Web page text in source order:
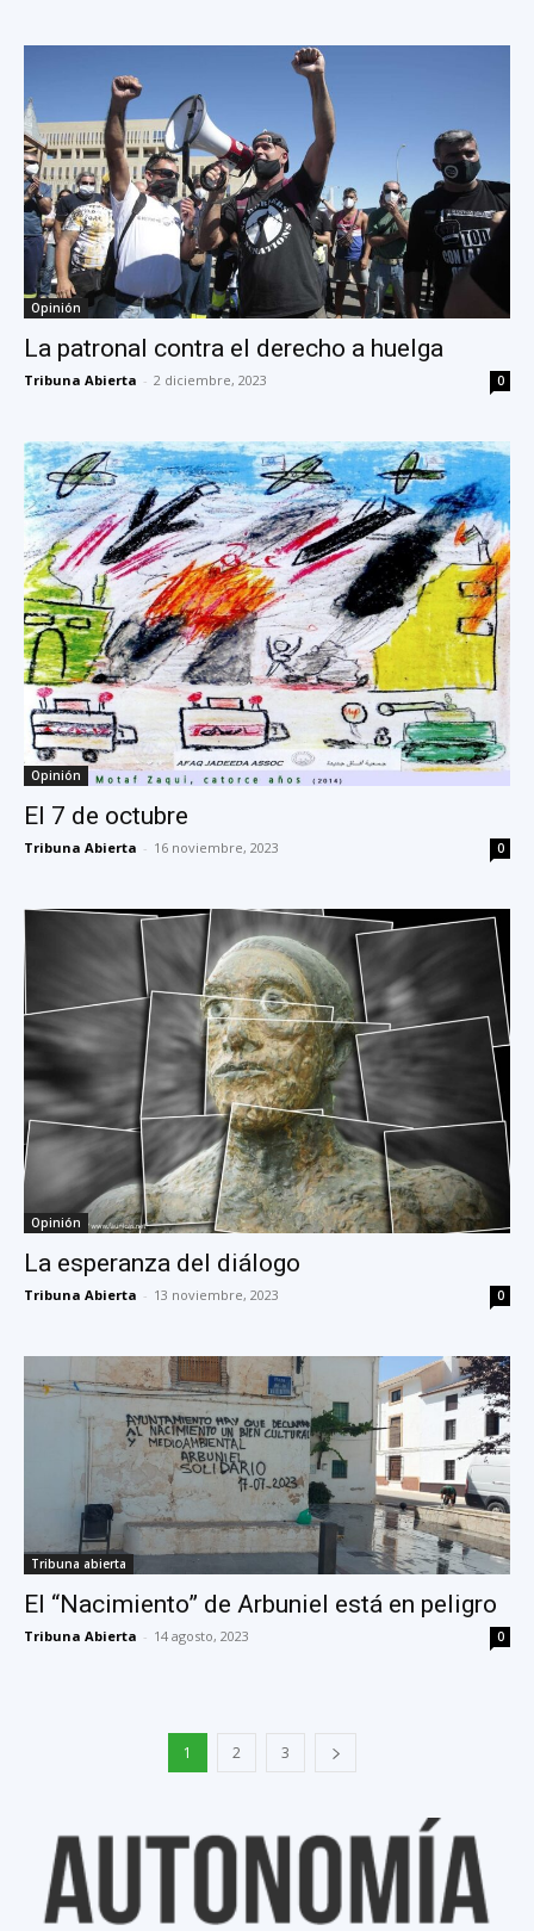
Opinión
La patronal contra el derecho a huelga
Tribuna Abierta - 2 diciembre, 2023 0
Opinión
El 7 de octubre
Tribuna Abierta - 16 noviembre, 2023 0
Opinión
La esperanza del diálogo
Tribuna Abierta - 13 noviembre, 2023 0
Tribuna abierta
El “Nacimiento” de Arbuniel está en peligro
Tribuna Abierta - 14 agosto, 2023 0
1 2 3